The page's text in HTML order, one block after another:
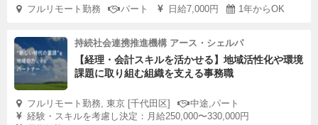
フルリモート勤務 パート 日給7,000円 1年からOK
持続社会連携推進機構 アース・シェルパ
【経理・会計スキルを活かせる】地域活性化や環境
課題に取り組む組織を支える事務職
フルリモート勤務, 東京 [千代田区]
中途,パート
経験・スキルを考慮し決定：月給250,000〜330,000円